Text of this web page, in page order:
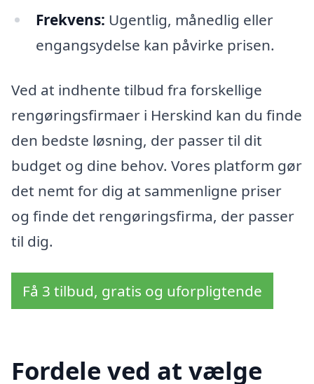
Frekvens: Ugentlig, månedlig eller
engangsydelse kan påvirke prisen.
Ved at indhente tilbud fra forskellige
rengøringsfirmaer i Herskind kan du finde
den bedste løsning, der passer til dit
budget og dine behov. Vores platform gør
det nemt for dig at sammenligne priser
og finde det rengøringsfirma, der passer
til dig.
Få 3 tilbud, gratis og uforpligtende
Fordele ved at vælge